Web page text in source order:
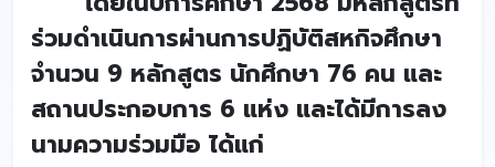
ร่วมดำเนินการผ่านการปฏิบัติสหกิจศึกษา
จำนวน 9 หลักสูตร นักศึกษา 76 คน และ
สถานประกอบการ 6 แห่ง และได้มีการลง
นามความร่วมมือ ได้แก่